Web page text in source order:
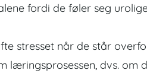
fordi de føler seg
stresset når de står
læringsprosessen, dvs. om